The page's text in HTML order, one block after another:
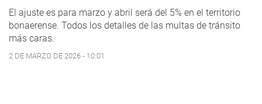
El ajuste es para marzo y abril será del 5% en el territorio
bonaerense. Todos los detalles de las multas de tránsito
más caras.
2 DE MARZO DE 2026 - 10:01